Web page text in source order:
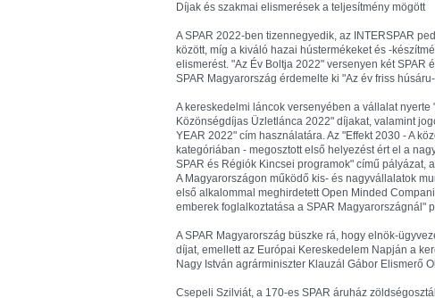
Díjak és szakmai elismerések a teljesítmény mögött
A SPAR 2022-ben tizennegyedik, az INTERSPAR
között, míg a kiváló hazai hústermékeket és -
elismerést. "Az Év Boltja 2022" versenyen két SPAR
SPAR Magyarország érdemelte ki "Az év friss
A kereskedelmi láncok versenyében a vállalat
Közönségdíjas Üzletlánca 2022" díjakat, valamint
YEAR 2022" cím használatára. Az "Effekt 2030 - A
kategóriában - megosztott első helyezést ért el a
SPAR és Régiók Kincsei programok" című pályázat,
A Magyarországon működő kis- és nagyvállalatok
első alkalommal meghirdetett Open Minded
emberek foglalkoztatása a SPAR Magyarországnál"
A SPAR Magyarország büszke rá, hogy elnök-
díjat, emellett az Európai Kereskedelem Napján a
Nagy István agrárminiszter Klauzál Gábor Elismerő
Csepeli Szilviát, a 170-es SPAR áruház